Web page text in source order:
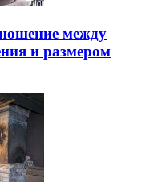
между
и размером